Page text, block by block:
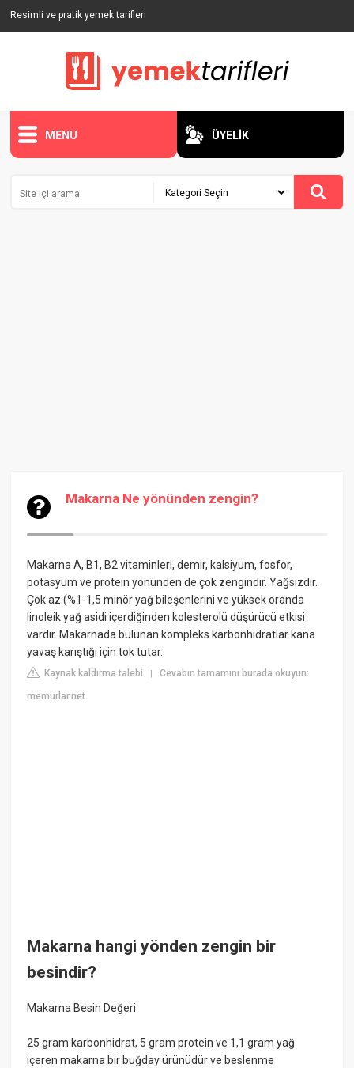
Resimli ve pratik yemek tarifleri
MENU ÜYELİK
Makarna Ne yönünden zengin?
Makarna A, B1, B2 vitaminleri, demir, kalsiyum, fosfor,
potasyum ve protein yönünden de çok zengindir. Yağsızdır.
Çok az (%1-1,5 minör yağ bileşenlerini ve yüksek oranda
linoleik yağ asidi içerdiğinden kolesterolü düşürücü etkisi
vardır. Makarnada bulunan kompleks karbonhidratlar kana
yavaş karıştığı için tok tutar.
Kaynak kaldırma talebi |Cevabın tamamını burada okuyun:
memurlar.net
Makarna hangi yönden zengin bir
besindir?
Makarna Besin Değeri
25 gram karbonhidrat, 5 gram protein ve 1,1 gram yağ
içeren makarna bir buğday ürünüdür ve beslenme